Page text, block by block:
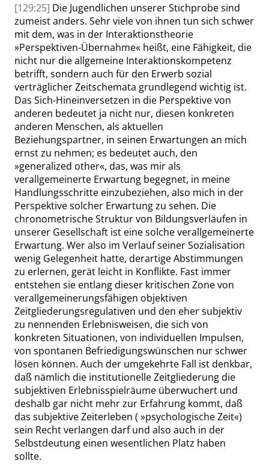
[129:25] Die Jugendlichen unserer Stichprobe sind
zumeist anders. Sehr viele von ihnen tun sich schwer
mit dem, was in der Interaktionstheorie
»Perspektiven-Übernahme« heißt, eine Fähigkeit, die
nicht nur die allgemeine Interaktionskompetenz
betrifft, sondern auch für den Erwerb sozial
verträglicher Zeitschemata grundlegend wichtig ist.
Das Sich-Hineinversetzen in die Perspektive von
anderen bedeutet ja nicht nur, diesen konkreten
anderen Menschen, als aktuellen
Beziehungspartner, in seinen Erwartungen an mich
ernst zu nehmen; es bedeutet auch, den
»generalized other«, das, was mir als
verallgemeinerte Erwartung begegnet, in meine
Handlungsschritte einzubeziehen, also mich in der
Perspektive solcher Erwartung zu sehen. Die
chronometrische Struktur von Bildungsverläufen in
unserer Gesellschaft ist eine solche verallgemeinerte
Erwartung. Wer also im Verlauf seiner Sozialisation
wenig Gelegenheit hatte, derartige Abstimmungen
zu erlernen, gerät leicht in Konflikte. Fast immer
entstehen sie entlang dieser kritischen Zone von
verallgemeinerungsfähigen objektiven
Zeitgliederungsregulativen und den eher subjektiv
zu nennenden Erlebnisweisen, die sich von
konkreten Situationen, von individuellen Impulsen,
von spontanen Befriedigungswünschen nur schwer
lösen können. Auch der umgekehrte Fall ist denkbar,
daß nämlich die institutionelle Zeitgliederung die
subjektiven Erlebnisspielräume überwuchert und
deshalb gar nicht mehr zur Erfahrung kommt, daß
das subjektive Zeiterleben ( »psychologische Zeit«)
sein Recht verlangen darf und also auch in der
Selbstdeutung einen wesentlichen Platz haben
sollte.